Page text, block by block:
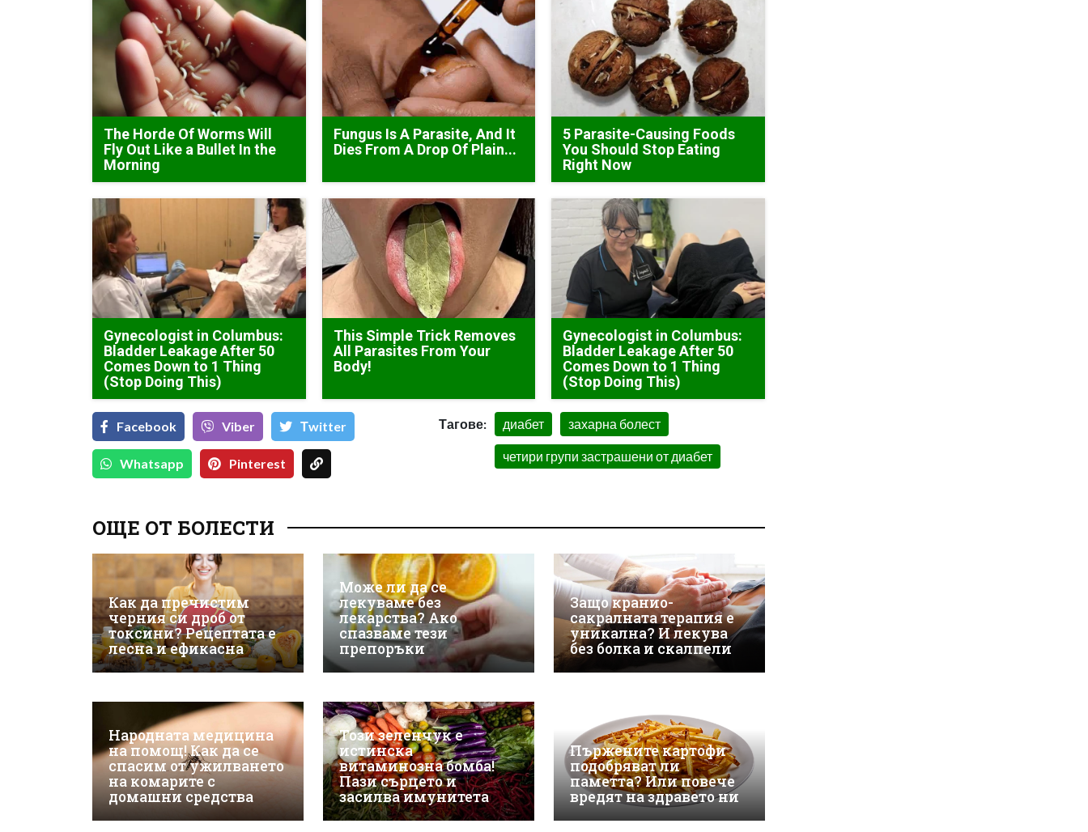
The Horde Of Worms Will
Fly Out Like a Bullet In the
Morning
Fungus Is A Parasite, And It
Dies From A Drop Of Plain...
5 Parasite-Causing Foods
You Should Stop Eating
Right Now
Gynecologist in Columbus:
Bladder Leakage After 50
Comes Down to 1 Thing
(Stop Doing This)
This Simple Trick Removes
All Parasites From Your
Body!
Gynecologist in Columbus:
Bladder Leakage After 50
Comes Down to 1 Thing
(Stop Doing This)
Facebook Viber Тwitter
Whatsapp Pinterest
Тагове: диабет захарна болест
четири групи застрашени от диабет
ОЩЕ ОТ БОЛЕСТИ
Как да пречистим
черния си дроб от
токсини? Рецептата е
лесна и ефикасна
Може ли да се
лекуваме без
лекарства? Ако
спазваме тези
препоръки
Защо кранио-
сакралната терапия е
уникална? И лекува
без болка и скалпели
Народната медицина
на помощ! Как да се
спасим от ужилването
на комарите с
домашни средства
Този зеленчук е
истинска
витаминозна бомба!
Пази сърцето и
засилва имунитета
Пържените картофи
подобряват ли
паметта? Или повече
вредят на здравето ни